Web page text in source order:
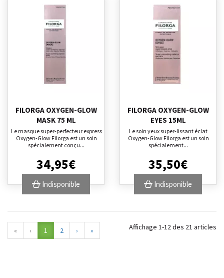
FILORGA OXYGEN-GLOW
MASK 75 ML
Le masque super-perfecteur express
Oxygen-Glow Filorga est un soin
spécialement conçu...
34,95€
Indisponible
FILORGA OXYGEN-GLOW
EYES 15ML
Le soin yeux super-lissant éclat
Oxygen-Glow Filorga est un soin
spécialement...
35,50€
Indisponible
« ‹ 1 2 › » Affichage 1-12 des 21 articles